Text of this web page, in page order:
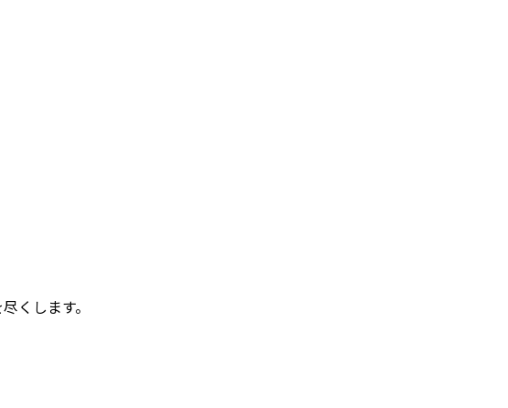
くします。